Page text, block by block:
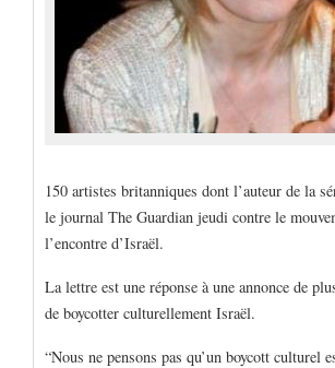
150 artistes britanniques dont l’auteur de la
le journal The Guardian jeudi contre le
l’encontre d’Israël.
La lettre est une réponse à une annonce de
de boycotter culturellement Israël.
“Nous ne pensons pas qu’un boycott culturel